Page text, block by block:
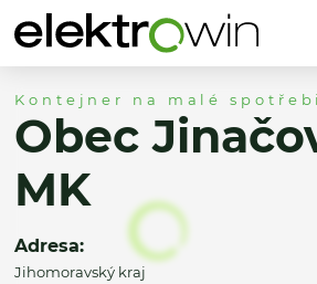
Kontejner na malé
Obec
MK
Adresa:
Jihomoravský kraj